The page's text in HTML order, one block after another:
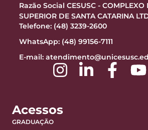
Razão Social CESUSC - COMPLEXO
SUPERIOR DE SANTA CATARINA
Telefone: (48) 3239-2600
WhatsApp: (48) 99156-7111
E-mail:
Acessos
GRADUAÇÃO